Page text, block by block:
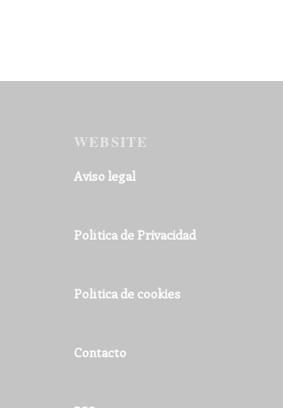
WEBSITE
Aviso legal
Política de Privacidad
Política de cookies
Contacto